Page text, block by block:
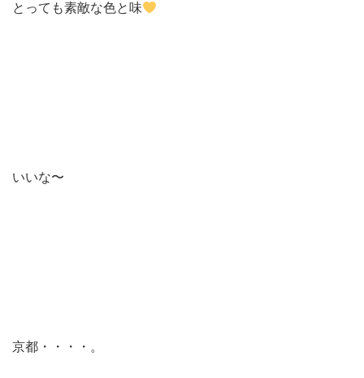
とっても素敵な色と味
いいな〜
京都・・・・。